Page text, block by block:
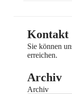
Kontakt
Sie können
erreichen.
Archiv
Archiv